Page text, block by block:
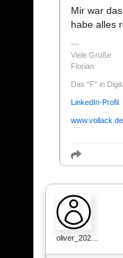
Mir war
habe alles
Viele Grüße
Florian
Das "F" in
LinkedIn-Profil
www.vollack.de
oliver_202…